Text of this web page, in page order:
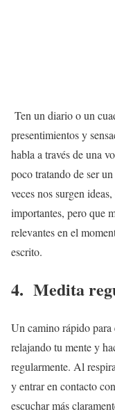
Ten un diario o un
presentimientos y
habla a través de una
poco tratando de ser
veces nos surgen
importantes, pero que
relevantes en el
escrito.
4. Medita
Un camino rápido
relajando tu mente y
regularmente. Al
y entrar en contacto
escuchar más